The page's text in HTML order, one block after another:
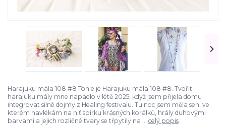
Harajuku mála 108 #8 Tohle je Harajuku mála 108 #8. Tvořit
harajuku mály mne napadlo v létě 2025, když jsem přijela domu
integrovat silné dojmy z Healing festivalu. Tu noc jsem měla sen, ve
kterém navlékám na niť sbírku krásných korálků, hrály duhovými
barvami a jejich rozličné tvary se třpytily na ... celý popis